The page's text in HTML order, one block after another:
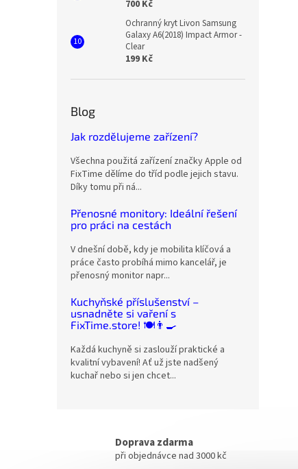
700 Kč
Ochranný kryt Livon Samsung
Galaxy A6(2018) Impact Armor -
Clear
199 Kč
Blog
Jak rozdělujeme zařízení?
Všechna použitá zařízení značky Apple od
FixTime dělíme do tříd podle jejich stavu.
Díky tomu při ná...
Přenosné monitory: Ideální řešení
pro práci na cestách
V dnešní době, kdy je mobilita klíčová a
práce často probíhá mimo kancelář, je
přenosný monitor napr...
Kuchyňské příslušenství –
usnadněte si vaření s
FixTime.store! 🍽️👨‍🍳
Každá kuchyně si zaslouží praktické a
kvalitní vybavení! Ať už jste nadšený
kuchař nebo si jen chcet...
Doprava zdarma
při objednávce nad 3000 kč